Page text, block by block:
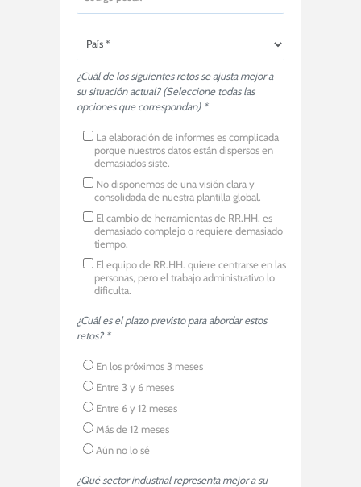
¿Cuál de los siguientes retos se ajusta mejor a
su situación actual? (Seleccione todas las
opciones que correspondan) *
La elaboración de informes es complicada
porque nuestros datos están dispersos en
demasiados siste.
No disponemos de una visión clara y
consolidada de nuestra plantilla global.
El cambio de herramientas de RR.HH. es
demasiado complejo o requiere demasiado
tiempo.
El equipo de RR.HH. quiere centrarse en las
personas, pero el trabajo administrativo lo
dificulta.
¿Cuál es el plazo previsto para abordar estos
retos? *
En los próximos 3 meses
Entre 3 y 6 meses
Entre 6 y 12 meses
Más de 12 meses
Aún no lo sé
¿Qué sector industrial representa mejor a su